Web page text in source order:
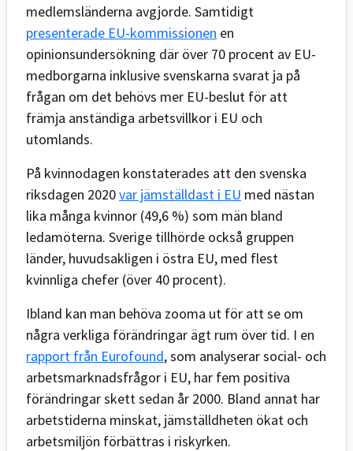
medlemsländerna avgjorde. Samtidigt
presenterade EU-kommissionen en
opinionsundersökning där över 70 procent av EU-
medborgarna inklusive svenskarna svarat ja på
frågan om det behövs mer EU-beslut för att
främja anständiga arbetsvillkor i EU och
utomlands.
På kvinnodagen konstaterades att den svenska
riksdagen 2020var jämställdast i EU med nästan
lika många kvinnor (49,6 %) som män bland
ledamöterna. Sverige tillhörde också gruppen
länder, huvudsakligen i östra EU, med flest
kvinnliga chefer (över 40 procent).
Ibland kan man behöva zooma ut för att se om
några verkliga förändringar ägt rum över tid. I en
rapport från Eurofound, som analyserar social- och
arbetsmarknadsfrågor i EU, har fem positiva
förändringar skett sedan år 2000. Bland annat har
arbetstiderna minskat, jämställdheten ökat och
arbetsmiljön förbättras i riskyrken.